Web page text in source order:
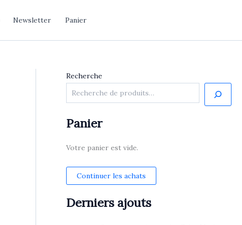
Newsletter Panier
Recherche
Panier
Votre panier est vide.
Continuer les achats
Derniers ajouts